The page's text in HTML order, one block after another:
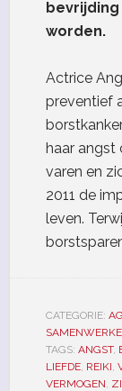
worden.
Actrice
preventief
haar angst
varen en
2011 de
leven.
CATEGORIE:
TAGS: ANGST,
LIEFDE, REIKI,
VERMOGEN,